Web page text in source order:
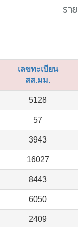
รา
เลขทะเบียน
สส.มม.
5128
57
3943
16027
8443
6050
2409